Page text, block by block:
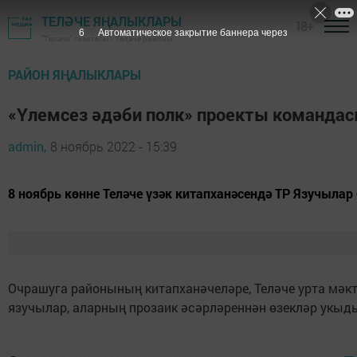
ТЕЛӘЧЕ ЯҢАЛЫКЛАРЫ
"Теләче" газетасы - Теләче районы
РАЙОН ЯҢАЛЫКЛАРЫ
«Үлемсез әдәби полк» проекты
admin, 8 ноябрь 2022 - 15:39
8 ноябрь көнне Теләче үзәк китапханәсендә ТР
Очрашуга районының китапханәчеләре, Теләче урта
язучылар, аларның прозаик әсәрләреннән өзекләр
5 Автоматическое закрытие баннера через